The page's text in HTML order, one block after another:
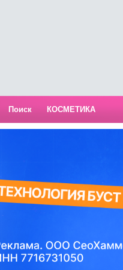
Поиск КОСМЕТИКА